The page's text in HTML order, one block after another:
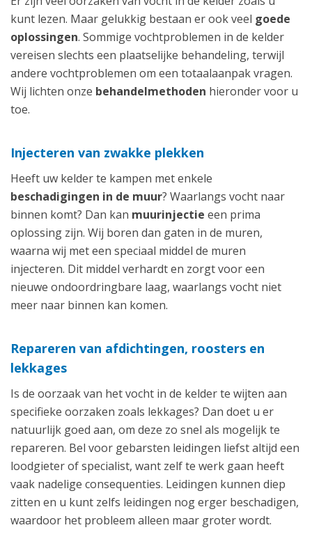
kunt lezen. Maar gelukkig bestaan er ook veel goede
oplossingen. Sommige vochtproblemen in de kelder
vereisen slechts een plaatselijke behandeling, terwijl
andere vochtproblemen om een totaalaanpak vragen.
Wij lichten onze behandelmethoden hieronder voor u
toe.
Injecteren van zwakke plekken
Heeft uw kelder te kampen met enkele
beschadigingen in de muur? Waarlangs vocht naar
binnen komt? Dan kan muurinjectie een prima
oplossing zijn. Wij boren dan gaten in de muren,
waarna wij met een speciaal middel de muren
injecteren. Dit middel verhardt en zorgt voor een
nieuwe ondoordringbare laag, waarlangs vocht niet
meer naar binnen kan komen.
Repareren van afdichtingen, roosters en
lekkages
Is de oorzaak van het vocht in de kelder te wijten aan
specifieke oorzaken zoals lekkages? Dan doet u er
natuurlijk goed aan, om deze zo snel als mogelijk te
repareren. Bel voor gebarsten leidingen liefst altijd een
loodgieter of specialist, want zelf te werk gaan heeft
vaak nadelige consequenties. Leidingen kunnen diep
zitten en u kunt zelfs leidingen nog erger beschadigen,
waardoor het probleem alleen maar groter wordt.